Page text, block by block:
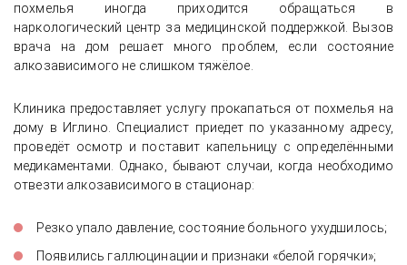
похмелья иногда приходится обращаться в
наркологический центр за медицинской поддержкой. Вызов
врача на дом решает много проблем, если состояние
алкозависимого не слишком тяжёлое.
Клиника предоставляет услугу прокапаться от похмелья на
дому в Иглино. Специалист приедет по указанному адресу,
проведёт осмотр и поставит капельницу с определёнными
медикаментами. Однако, бывают случаи, когда необходимо
отвезти алкозависимого в стационар:
Резко упало давление, состояние больного ухудшилось;
Появились галлюцинации и признаки «белой горячки»;